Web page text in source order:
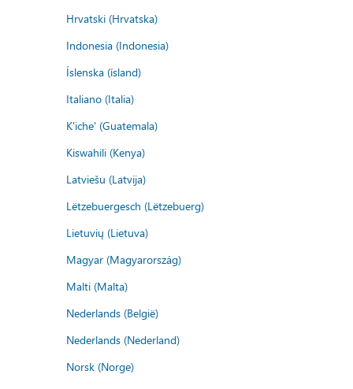
Hrvatski (Hrvatska)
Indonesia (Indonesia)
Íslenska (ísland)
Italiano (Italia)
K'iche' (Guatemala)
Kiswahili (Kenya)
Latviešu (Latvija)
Lëtzebuergesch (Lëtzebuerg)
Lietuvių (Lietuva)
Magyar (Magyarország)
Malti (Malta)
Nederlands (België)
Nederlands (Nederland)
Norsk (Norge)